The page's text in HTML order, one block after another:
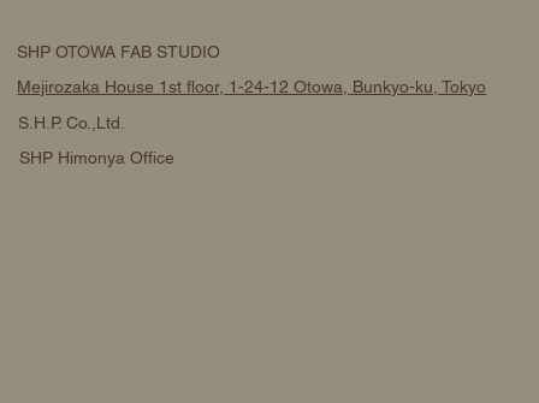
SHP OTOWA FAB STUDIO
Mejirozaka House 1st floor, 1-24-12 Otowa, Bunkyo-ku, Tokyo
S.H.P. Co.,Ltd.
SHP Himonya Office